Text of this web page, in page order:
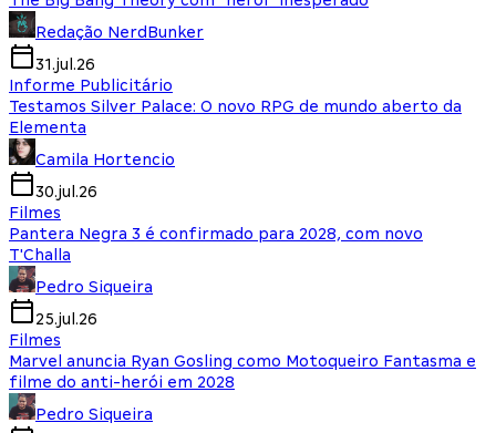
Redação NerdBunker
31.jul.26
Informe Publicitário
Testamos Silver Palace: O novo RPG de mundo aberto da
Elementa
Camila Hortencio
30.jul.26
Filmes
Pantera Negra 3 é confirmado para 2028, com novo
T'Challa
Pedro Siqueira
25.jul.26
Filmes
Marvel anuncia Ryan Gosling como Motoqueiro Fantasma e
filme do anti-herói em 2028
Pedro Siqueira